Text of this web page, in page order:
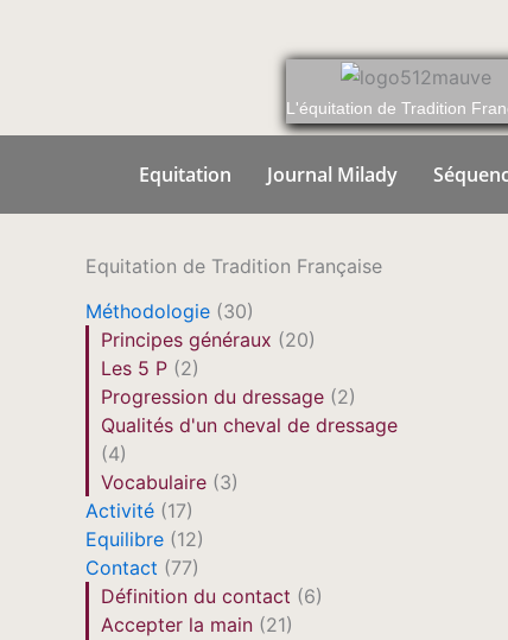
L'équitation de Tradition
Equitation Journal Milady
Equitation de Tradition Française
Méthodologie (30)
Principes généraux (20)
Les 5 P (2)
Progression du dressage (2)
Qualités d'un cheval de dressage
(4)
Vocabulaire (3)
Activité (17)
Equilibre (12)
Contact (77)
Définition du contact (6)
Accepter la main (21)